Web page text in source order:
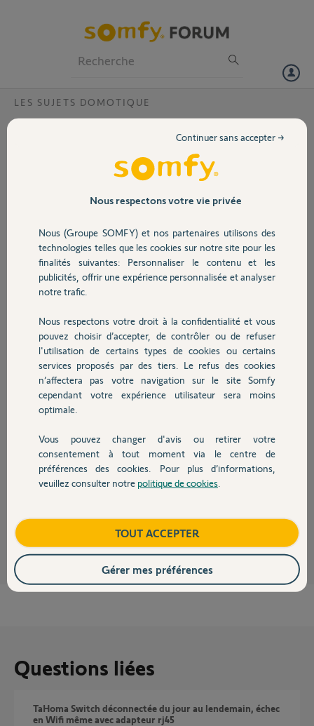
Volet
Sécurité
Domotique
Chauffage
Autres produits
Devis avec un pro
Contact
LES SUJETS DOMOTIQUE
Comptatibilité TaHoma et box 4G
Avant d'acheter une TaHoma pour connecter mes radiateurs, je
souhaiterais savoir si la TaHoma est compatible avec une box 4G
Bouygues Télécom ?
Merci,
Maugourd R.
il y a plus d'un an
Participer au fil de discussion
Réponses
Bonjour
Attention la box Bouygues ne comporte qu'un seul port RJ45. Si vous
voulez brancher le TaHoma en filaire plus autre chose (un pc par
exemple), il faudra brancher un routeur sur l'unique port de la box
Bouygues.
Questions liées
TaHoma Switch déconnectée du jour au lendemain, échec
en Wifi même avec adapteur rj45
Nous respectons votre vie privée
Nous (Groupe SOMFY) et nos partenaires utilisons des
technologies telles que les cookies sur notre site pour les
finalités suivantes: Personnaliser le contenu et les
publicités, offrir une expérience personnalisée et analyser
notre trafic.
Nous respectons votre droit à la confidentialité et vous
pouvez choisir d’accepter, de contrôler ou de refuser
l'utilisation de certains types de cookies ou certains
services proposés par des tiers. Le refus des cookies
n’affectera pas votre navigation sur le site Somfy
cependant votre expérience utilisateur sera moins
optimale.
Vous pouvez changer d'avis ou retirer votre
consentement à tout moment via le centre de
préférences des cookies. Pour plus d’informations,
veuillez consulter notre politique de cookies
Continuer sans accepter →
TOUT ACCEPTER
Gérer mes préférences